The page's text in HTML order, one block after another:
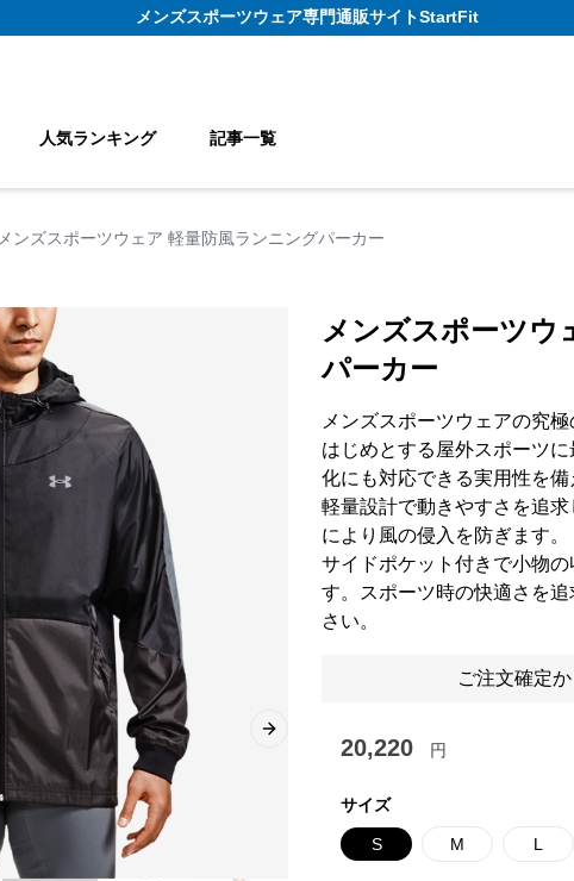
メンズスポーツウェア専門通販サイトStartFit
人気ランキング 記事一覧
メンズスポーツウェア 軽量防風ランニングパーカー
Next slide
メンズスポーツウ
パーカー
メンズスポーツウェアの究
はじめとする屋外スポーツ
化にも対応できる実用性を備
軽量設計で動きやすさを追
により風の侵入を防ぎます。
サイドポケット付きで小物
す。スポーツ時の快適さを
さい。
ご注文確定
20,220 円
サイズ
S M L